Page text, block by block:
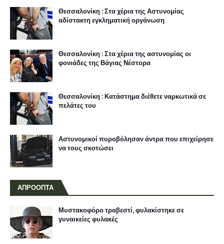
Θεσσαλονίκη : Στα χέρια της Αστυνομίας
αδίστακτη εγκληματική οργάνωση
Θεσσαλονίκη : Στα χέρια της αστυνομίας οι
φονιάδες της Βάγιας Νέστορα
Θεσσαλονίκη : Κατάστημα διέθετε ναρκωτικά σε
πελάτες του
Αστυνομικοί πυροβόλησαν άντρα που επιχείρησε
να τους σκοτώσει
ΑΠΡΟΟΠΤΑ
Μυστακοφόρο τραβεστί, φυλακίστηκε σε
γυναικείες φυλακές